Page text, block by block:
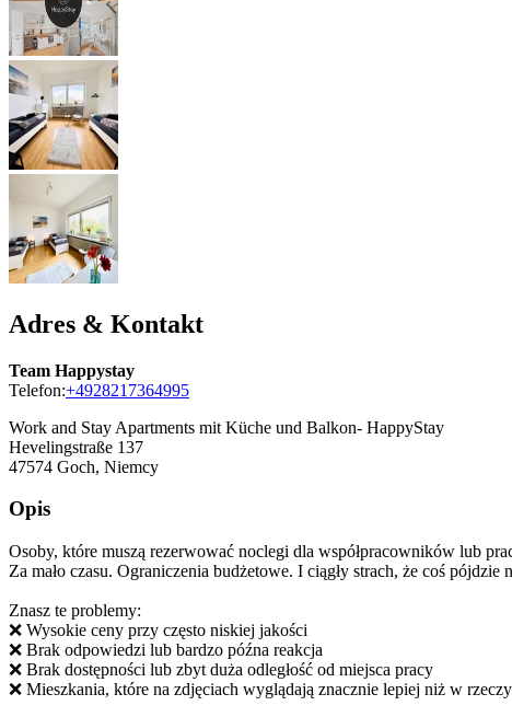
Adres & Kontakt
Team Happystay
Telefon:+4928217364995
Work and Stay Apartments mit Küche und Balkon- HappyStay
Hevelingstraße 137
47574 Goch, Niemcy
Opis
Osoby, które muszą rezerwować noclegi dla współpracowników lub
Za mało czasu. Ograniczenia budżetowe. I ciągły strach, że coś pójdzie
Znasz te problemy:
❌ Wysokie ceny przy często niskiej jakości
❌ Brak odpowiedzi lub bardzo późna reakcja
❌ Brak dostępności lub zbyt duża odległość od miejsca pracy
❌ Mieszkania, które na zdjęciach wyglądają znacznie lepiej niż w